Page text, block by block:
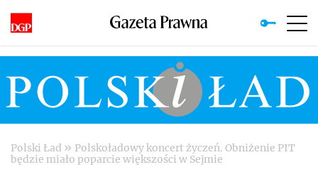
Polski Ład » Polskoładowy koncert życzeń. Obniżenie PIT
będzie miało poparcie większości w Sejmie